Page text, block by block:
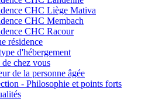
CHC Liège Mativa
CHC Membach
CHC Racour
résidence
d'hébergement
de chez vous
de la personne âgée
- Philosophie et points forts